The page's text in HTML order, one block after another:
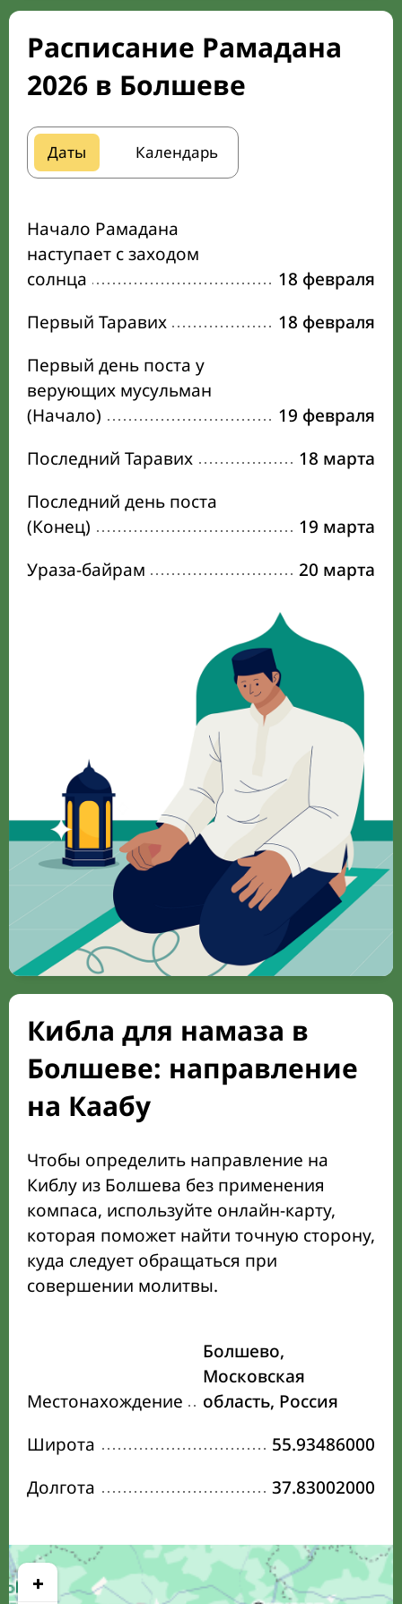
Расписание Рамадана
2026 в Болшеве
Даты Календарь
Начало Рамадана
наступает с заходом
солнца
18 февраля
Первый Таравих
18 февраля
Первый день поста у
верующих мусульман
(Начало)
19 февраля
Последний Таравих
18 марта
Последний день поста
(Конец)
19 марта
Ураза-байрам
20 марта
Кибла для намаза в
Болшеве: направление
на Каабу
Чтобы определить направление на
Киблу из Болшева без применения
компаса, используйте онлайн-карту,
которая поможет найти точную сторону,
куда следует обращаться при
совершении молитвы.
Местонахождение
Болшево,
Московская
область, Россия
Широта
55.93486000
Долгота
37.83002000
+